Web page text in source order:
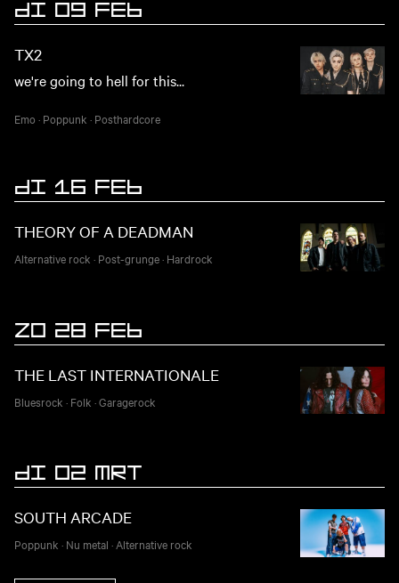
DI 09 FEB
TX2
we're going to hell for this...
Emo · Poppunk · Posthardcore
DI 16 FEB
THEORY OF A DEADMAN
Alternative rock · Post-grunge· Hardrock
ZO 28 FEB
THE LAST INTERNATIONALE
Bluesrock · Folk ·Garagerock
DI 02 MRT
SOUTH ARCADE
Poppunk · Nu metal · Alternative rock